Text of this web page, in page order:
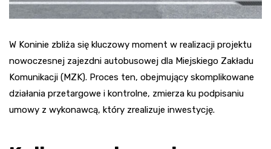
W Koninie zbliża się kluczowy moment w realizacji projektu
nowoczesnej zajezdni autobusowej dla Miejskiego Zakładu
Komunikacji (MZK). Proces ten, obejmujący skomplikowane
działania przetargowe i kontrolne, zmierza ku podpisaniu
umowy z wykonawcą, który zrealizuje inwestycję.